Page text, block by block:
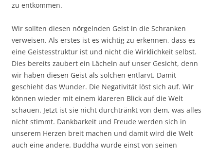
zu entkommen.
Wir sollten diesen nörgelnden Geist in die Schranken
verweisen. Als erstes ist es wichtig zu erkennen, dass es
eine Geistesstruktur ist und nicht die Wirklichkeit selbst.
Dies bereits zaubert ein Lächeln auf unser Gesicht, denn
wir haben diesen Geist als solchen entlarvt. Damit
geschieht das Wunder. Die Negativität löst sich auf. Wir
können wieder mit einem klareren Blick auf die Welt
schauen. Jetzt ist sie nicht durchtränkt von dem, was alles
nicht stimmt. Dankbarkeit und Freude werden sich in
unserem Herzen breit machen und damit wird die Welt
auch eine andere. Buddha wurde einst von seinen